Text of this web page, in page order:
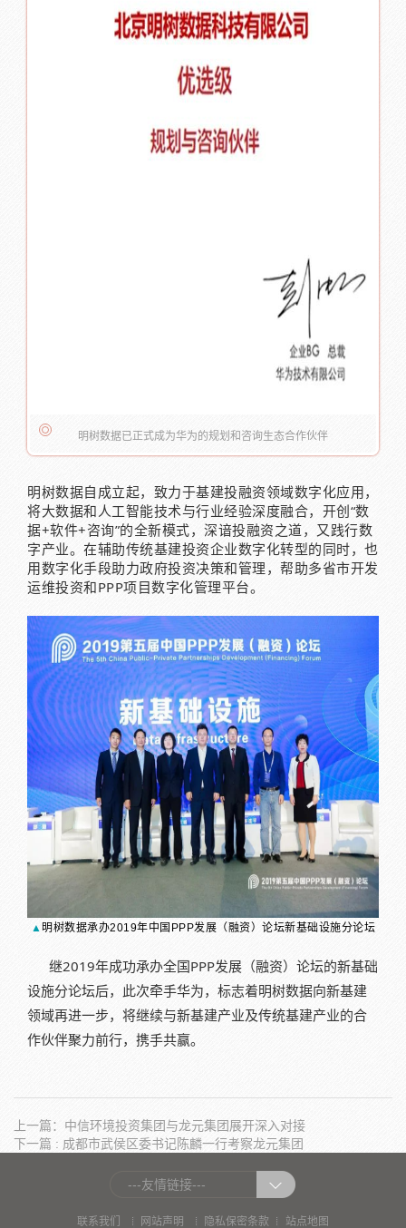
明树数据已正式成为华为的规划和咨询生态合作伙伴
明树数据自成立起，致力于基建投融资领域数字化应用，
将大数据和人工智能技术与行业经验深度融合，开创“数
据+软件+咨询”的全新模式，深谙投融资之道，又践行数
字产业。在辅助传统基建投资企业数字化转型的同时，也
用数字化手段助力政府投资决策和管理，帮助多省市开发
运维投资和PPP项目数字化管理平台。
▲ 明树数据承办2019年中国PPP发展（融资）论坛新基础设施分论坛
继2019年成功承办全国PPP发展（融资）论坛的新基础
设施分论坛后，此次牵手华为，标志着明树数据向新基建
领域再进一步，将继续与新基建产业及传统基建产业的合
作伙伴聚力前行，携手共赢。
上一篇：中信环境投资集团与龙元集团展开深入对接
下一篇 : 成都市武侯区委书记陈麟一行考察龙元集团
---友情链接---
联系我们 | 网站声明 | 隐私保密条款 | 站点地图